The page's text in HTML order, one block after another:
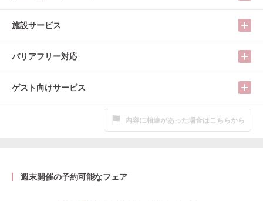
施設サービス
バリアフリー対応
ゲスト向けサービス
内容に相違があった場合はこちらから
週末開催の予約可能なフェア